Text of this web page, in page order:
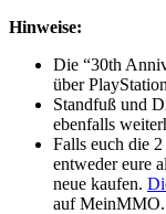
Hinweise:
Die “30th
über
Standfuß und
ebenfalls
Falls euch die
entweder eure
neue kaufen.
auf MeinMMO.